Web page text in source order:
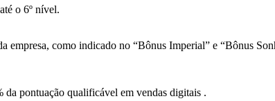
o 6º nível.
empresa, como indicado no “Bônus Imperial” e “Bônus
pontuação qualificável em vendas digitais .